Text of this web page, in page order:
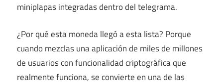
miniplapas integradas dentro del telegrama.
¿Por qué esta moneda llegó a esta lista? Porque
cuando mezclas una aplicación de miles de millones
de usuarios con funcionalidad criptográfica que
realmente funciona, se convierte en una de las